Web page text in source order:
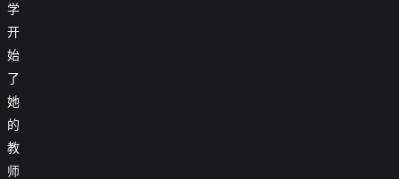
学
开
始
了
她
的
教
师